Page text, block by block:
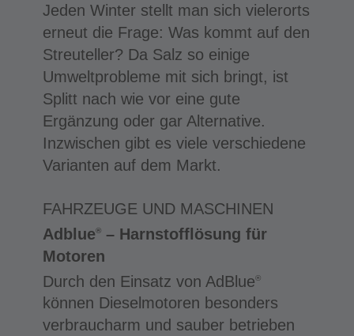
Jeden Winter stellt man sich vielerorts
erneut die Frage: Was kommt auf den
Streuteller? Da Salz so einige
Umweltprobleme mit sich bringt, ist
Splitt nach wie vor eine gute
Ergänzung oder gar Alternative.
Inzwischen gibt es viele verschiedene
Varianten auf dem Markt.
FAHRZEUGE UND MASCHINEN
Adblue®– Harnstofflösung für
Motoren
Durch den Einsatz von AdBlue®
können Dieselmotoren besonders
verbraucharm und sauber betrieben